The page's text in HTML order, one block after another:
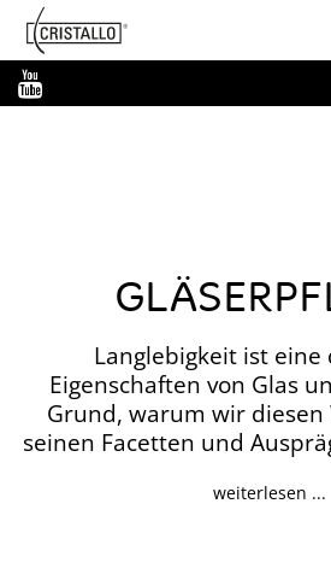
Cristallo
Langlebigkeit ist eine
Eigenschaften von Glas
Grund, warum wir
seinen Facetten und
weiterlesen ...